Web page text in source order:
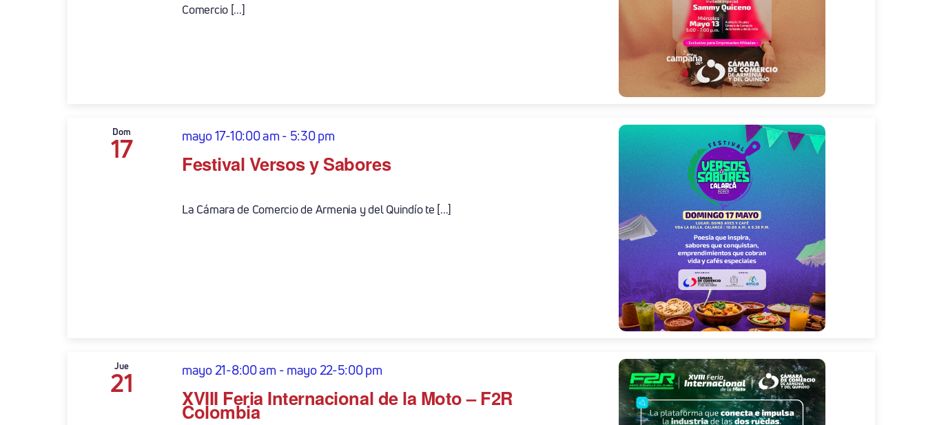
Comercio [...]
Dom
17 Festival Versos y Sabores
mayo 17-10:00 am- 5:30 pm
La Cámara de Comercio de Armenia y del Quindío te [...]
Jue
21 XVIII Feria Internacional de la Moto – F2R
Colombia
mayo 21-8:00 am -mayo 22-5:00 pm